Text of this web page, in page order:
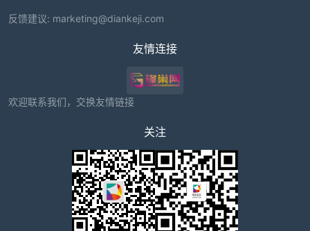
反馈建议: marketing@diankeji.com
友情连接
欢迎联系我们，交换友情链接
关注